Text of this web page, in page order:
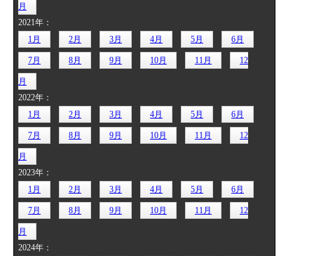
月
2021年：
1月
2月 3月 4月 5月 6月
7月 8月 9月 10月 11月 12
月
2022年：
1月
2月 3月 4月 5月 6月
7月 8月 9月 10月 11月 12
月
2023年：
1月
2月 3月 4月 5月 6月
7月 8月 9月 10月 11月 12
月
2024年：